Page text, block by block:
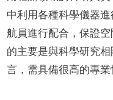
中利用各種科學儀器
航員進行配合，保證
的主要是與科學研究
言，需具備很高的專業